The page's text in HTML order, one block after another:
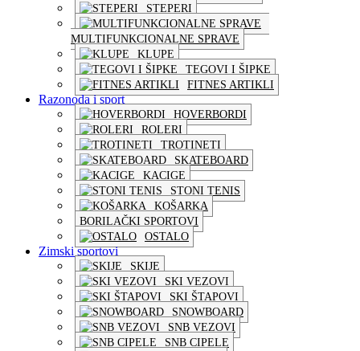
STEPERI
MULTIFUNKCIONALNE SPRAVE
KLUPE
TEGOVI I ŠIPKE
FITNES ARTIKLI
Razonoda i sport
HOVERBORDI
ROLERI
TROTINETI
SKATEBOARD
KACIGE
STONI TENIS
KOŠARKA
BORILAČKI SPORTOVI
OSTALO
Zimski sportovi
SKIJE
SKI VEZOVI
SKI ŠTAPOVI
SNOWBOARD
SNB VEZOVI
SNB CIPELE